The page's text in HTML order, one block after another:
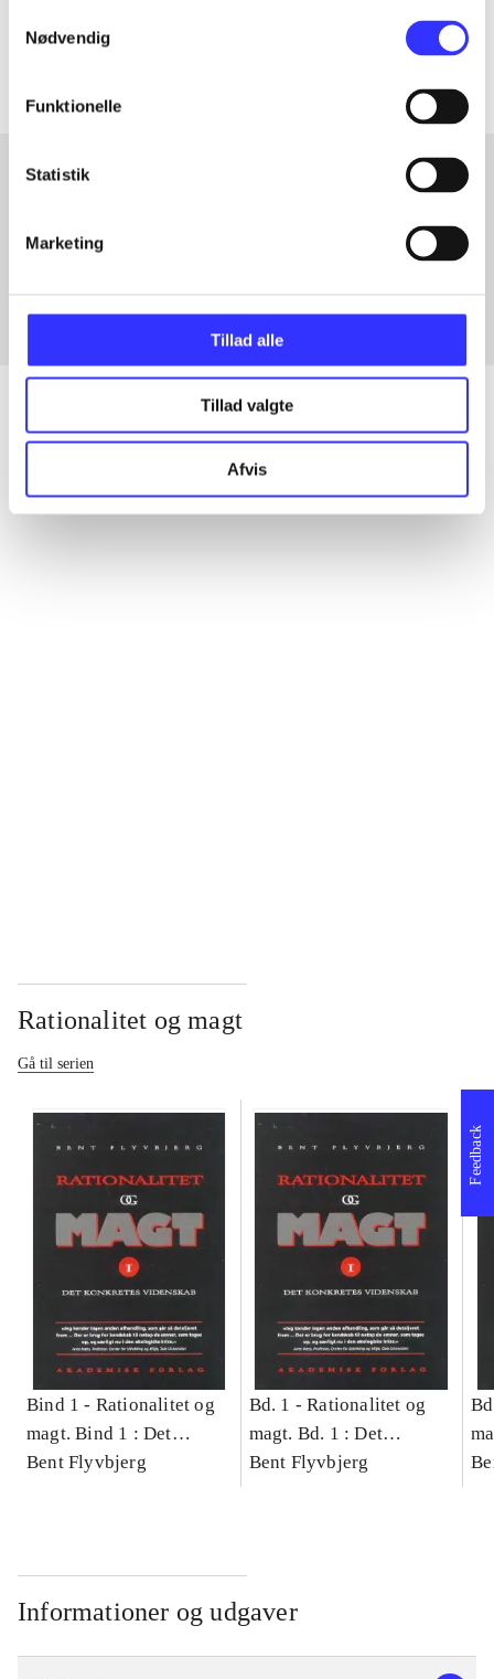
Nødvendig
Funktionelle
Statistik
Marketing
Tillad alle
Tillad valgte
Afvis
Artiklerne i
Fra
Alle registrerede artikler fordelt på udgivelser
Rationalitet og magt
Gå til serien
Bind 1 - Rationalitet og
magt. Bind 1 : Det
konkretes videnskab
Bent Flyvbjerg
Bd. 1 -Rationalitet og
magt. Bd. 1 : Det
konkretes videnskab
Bent Flyvbjerg
Informationer og udgaver
Feedback